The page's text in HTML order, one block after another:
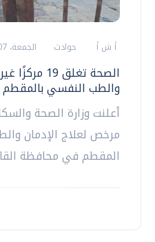
أ ش أ حوادث الجمعة، 07 اغسطس 2026 09:38 م
الصحة تغلق
والطب النفسي بالمقطم
مرخص لعلاج الإدمان
المقطم في محافظة